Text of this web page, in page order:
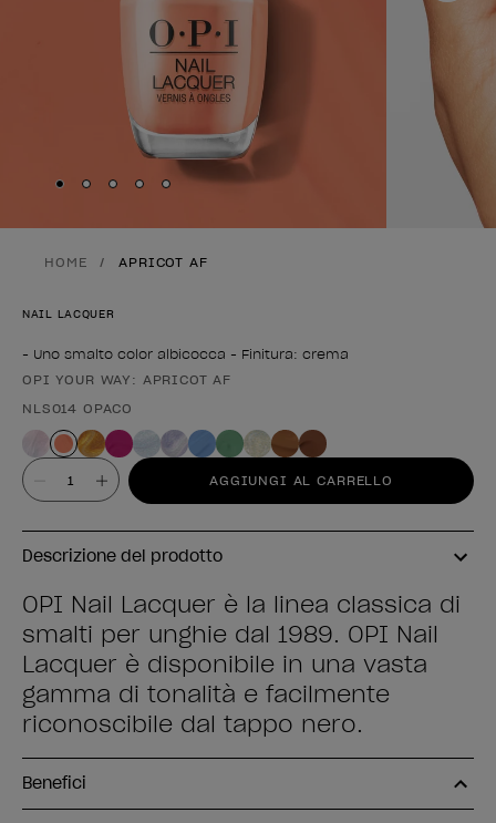
Skip to slide
Skip to slide
Skip to slide
Skip to slide
Skip to slide
HOME APRICOT AF
NAIL LACQUER
- Uno smalto color albicocca - Finitura: crema
Forma del prodotto
OPI YOUR WAY: APRICOT AF
NLS014 OPACO
Valore AGGIUNGI AL CARRELLO
Descrizione del prodotto
OPI Nail Lacquer è la linea classica di
smalti per unghie dal 1989. OPI Nail
Lacquer è disponibile in una vasta
gamma di tonalità e facilmente
riconoscibile dal tappo nero.
Benefici